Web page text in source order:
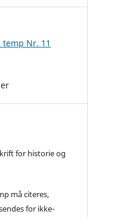
temp Nr. 11
for historie og
må citeres,
for ikke-